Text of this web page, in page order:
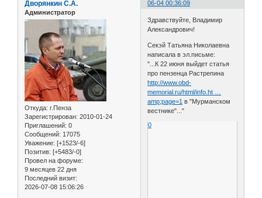
06-04 00:36:09
Дворянкин С.А.
Администратор
Откуда: г.Пенза
Зарегистрирован: 2010-01-24
Приглашений: 0
Сообщений: 17075
Уважение: [+1523/-6]
Позитив: [+5483/-0]
Провел на форуме:
9 месяцев 22 дня
Последний визит:
2026-07-08 15:06:26
Здравствуйте, Владимир
Александрович!
Секэй Татьяна Николаевна
написала в эл.письме:
"...К 22 июня выйдет статья
про пензенца Растрепина
http://www.obd-
memorial.ru/html/info.ht …
amp;page=1 в "Мурманском
вестнике"..."
0